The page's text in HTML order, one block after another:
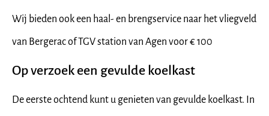
Wij bieden ook een haal- en brengservice naar het vliegveld
van Bergerac of TGV station van Agen voor € 100
Op verzoek een gevulde koelkast
De eerste ochtend kunt u genieten van gevulde koelkast. In